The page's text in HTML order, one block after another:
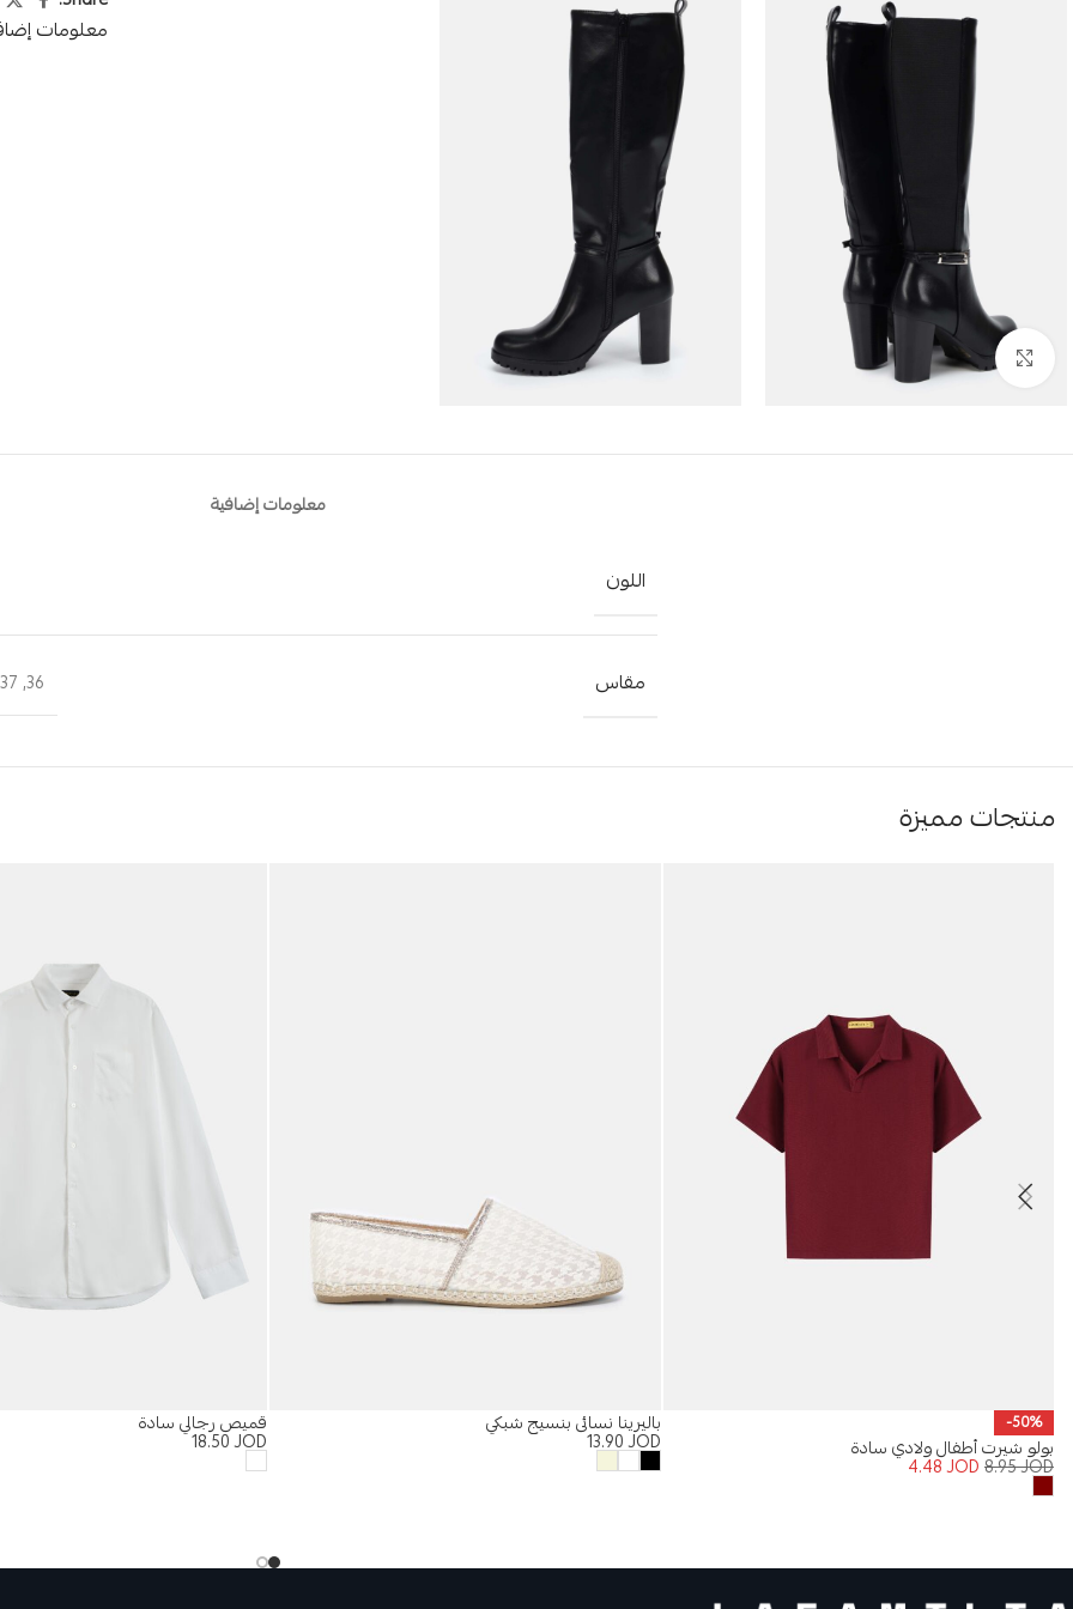
Click to enlarge
معلومات
معلومات إضافية
اللون
مقاس 36
,
37
منتجات مميزة
-50%
بولو شيرت أطفال ولادي سادة
8.95JOD
4.48JOD
باليرينا نسائي بنسيج شبكي
13.90JOD
قميص رجالي سادة
18.50JOD